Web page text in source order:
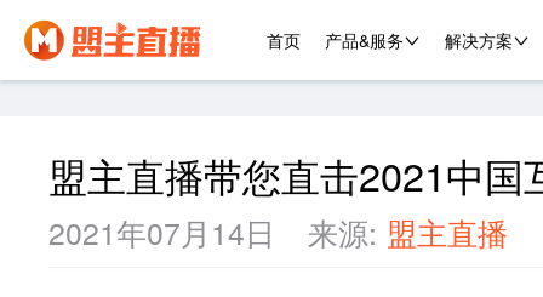
首页 产品&服务 解决方案
盟主直播带您直击2021中国
2021年07月14日 来源: 盟主直播